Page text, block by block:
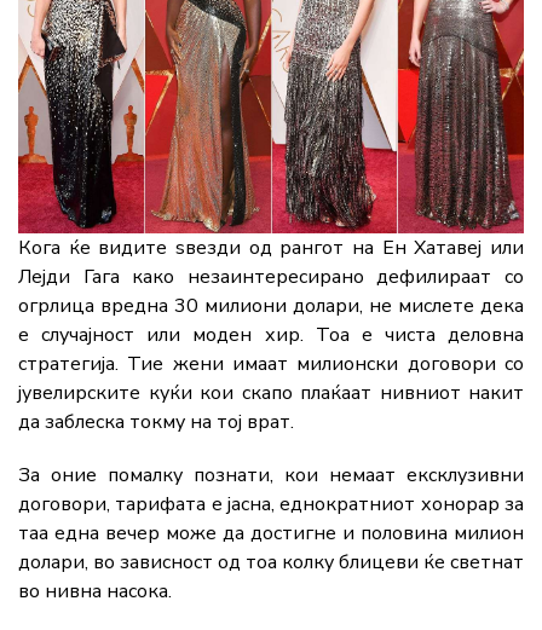
Кога ќе видите ѕвезди од рангот на Ен Хатавеј или
Лејди Гага како незаинтересирано дефилираат со
огрлица вредна 30 милиони долари, не мислете дека
е случајност или моден хир. Тоа е чиста деловна
стратегија. Тие жени имаат милионски договори со
јувелирските куќи кои скапо плаќаат нивниот накит
да заблеска токму на тој врат.
За оние помалку познати, кои немаат ексклузивни
договори, тарифата е јасна, еднократниот хонорар за
таа една вечер може да достигне и половина милион
долари, во зависност од тоа колку блицеви ќе светнат
во нивна насока.